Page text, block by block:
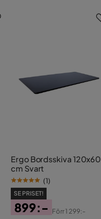
Ergo Bordsskiva 120x60
cm Svart
(1)
SE PRISET!
899:-
Förr1 299:-